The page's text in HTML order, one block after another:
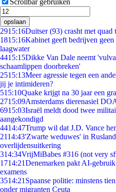
Scrollbar gebruiken
opslaan
2915:16Duitser (93) crasht met
1815:16Kabinet geeft bedrijven
laagwater
4415:15Dikke Van Dale neemt
schaamlippen doorbreken'
2515:13Meer agressie tegen een
jij je intimideren?
515:10Quake krijgt na 30 jaar een
2715:09Amsterdams dierenasiel
6915:03Israël meldt dood twee
aangekondigd
4414:47Trump wil dat J.D. Vance
2114:43'Zwarte weduwes' in
overlijdensuitkering
314:34VrijMiBabes #316 (not very
1714:21Denemarken pakt AI-
examens
3514:21 Spaanse politie: minstens
onder migranten Ceuta